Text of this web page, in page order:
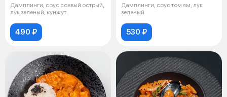
Дамплинги, соус соевый острый,
лук зеленый, кунжут
490 ₽
Дамплинги, соус том ям, лук
зеленый
530 ₽